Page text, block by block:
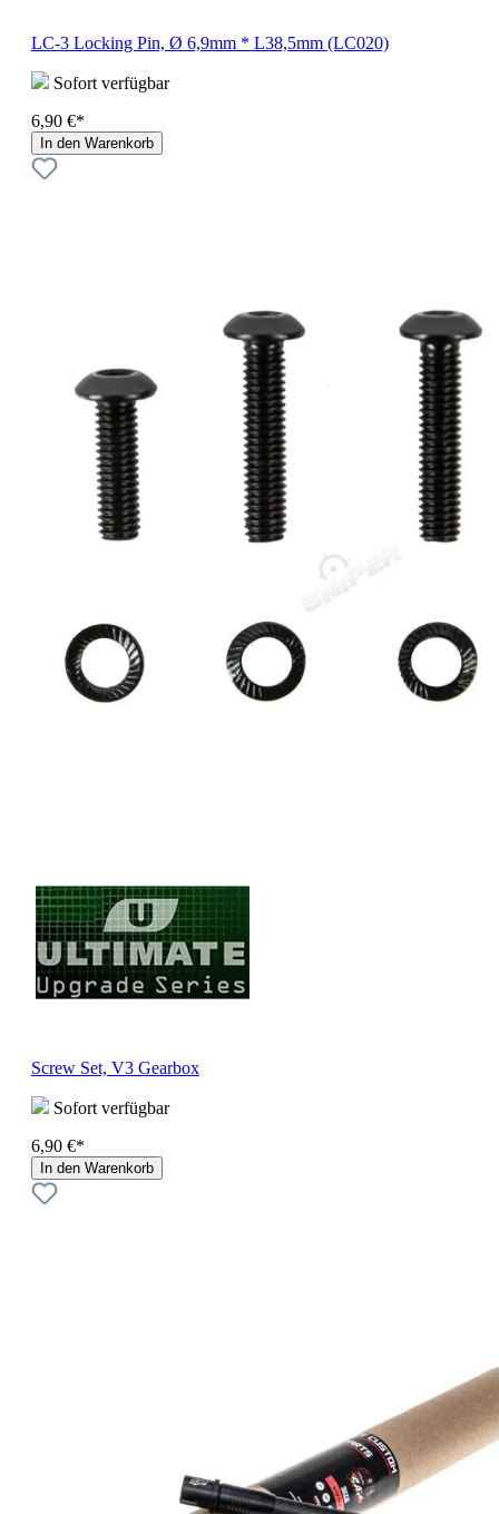
LC-3 Locking Pin, Ø 6,9mm * L38,5mm (LC020)
Sofort verfügbar
6,90 €*
In den Warenkorb
Screw Set, V3 Gearbox
Sofort verfügbar
6,90 €*
In den Warenkorb